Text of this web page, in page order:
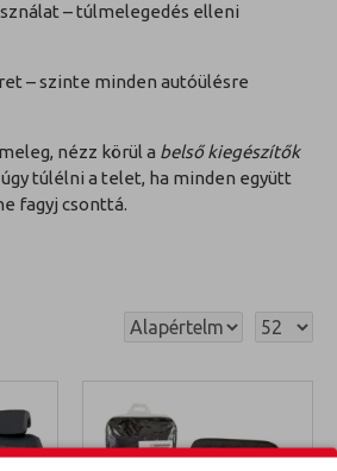
– túlmelegedés elleni
– szinte minden autóülésre
nézz körül a belső kiegészítők
túlélni a telet, ha minden együtt
fagyj csonttá.